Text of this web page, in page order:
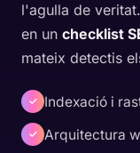
l'agulla de
en un checklist
mateix detectis
✓ Indexació i
✓ Arquitectura